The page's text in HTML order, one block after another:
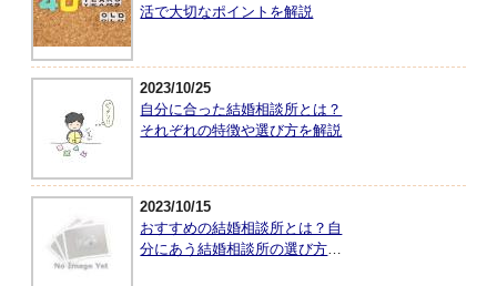
活で大切なポイントを解説
2023/10/25
自分に合った結婚相談所とは？
それぞれの特徴や選び方を解説
2023/10/15
おすすめの結婚相談所とは？自
分にあう結婚相談所の選び方を